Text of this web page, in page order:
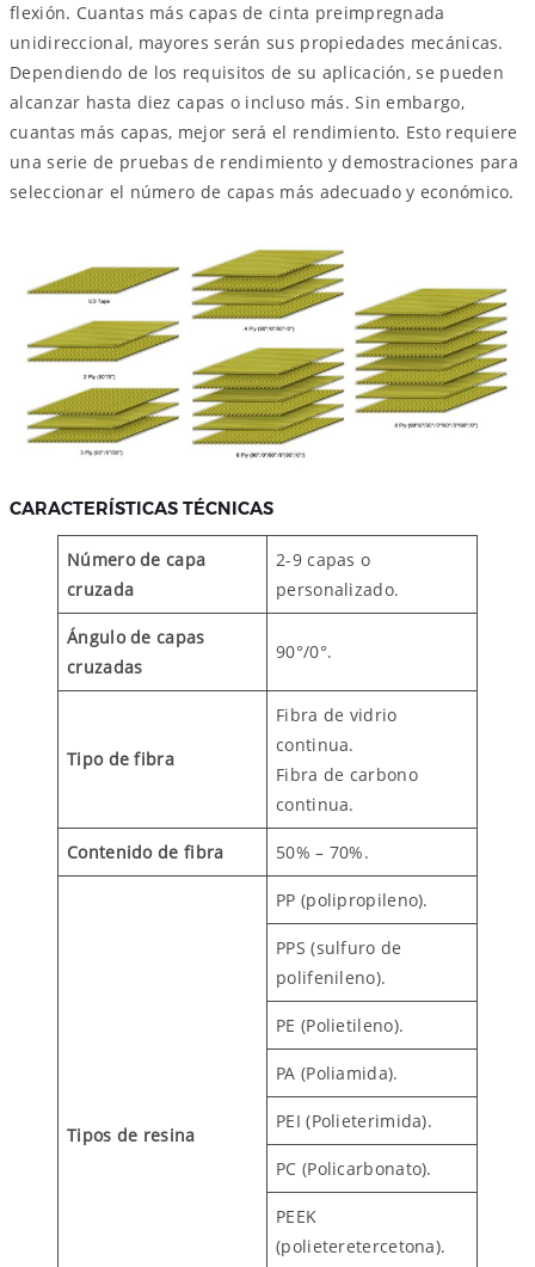
flexión. Cuantas más capas de cinta preimpregnada
unidireccional, mayores serán sus propiedades mecánicas.
Dependiendo de los requisitos de su aplicación, se pueden
alcanzar hasta diez capas o incluso más. Sin embargo,
cuantas más capas, mejor será el rendimiento. Esto requiere
una serie de pruebas de rendimiento y demostraciones para
seleccionar el número de capas más adecuado y económico.
CARACTERÍSTICAS TÉCNICAS
Número de capa
cruzada
2-9 capas o
personalizado.
Ángulo de capas
cruzadas
90°/0°.
Tipo de fibra
Fibra de vidrio
continua.
Fibra de carbono
continua.
Contenido de fibra 50% – 70%.
Tipos de resina
PP (polipropileno).
PPS (sulfuro de
polifenileno).
PE (Polietileno).
PA (Poliamida).
PEI (Polieterimida).
PC (Policarbonato).
PEEK
(polieteretercetona).